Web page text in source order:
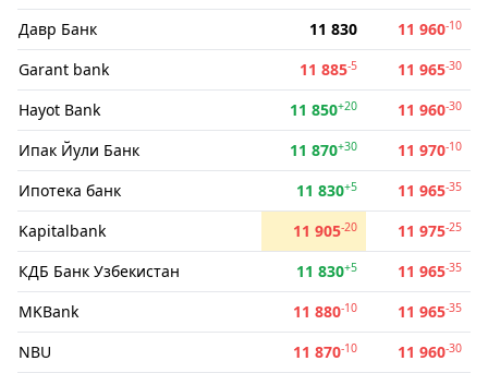
Давр Банк 11 830 11 960-10
Garant bank 11 885-5 11 965-30
Hayot Bank 11 850+20 11 960-30
Ипак Йули Банк 11 870+30 11 970-10
Ипотека банк 11 830+5 11 965-35
Kapitalbank 11 905-20 11 975-25
КДБ Банк Узбекистан 11 830+5 11 965-35
MKBank 11 880-10 11 965-35
NBU 11 870-10 11 960-30